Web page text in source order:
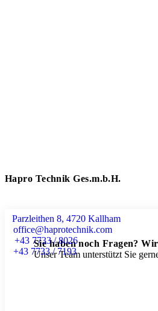
Hapro Technik Ges.m.b.H.
Parzleithen 8, 4720 Kallham
office@haprotechnik.com
+43 7733 / 8026
+43 7733 / 7193
Sie haben noch Fragen?
Unser Team unterstützt Sie